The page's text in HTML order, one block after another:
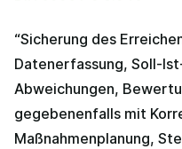
“Sicherung des
Datenerfassung, Soll-
Abweichungen,
gegebenenfalls mit
Maßnahmenplanung,